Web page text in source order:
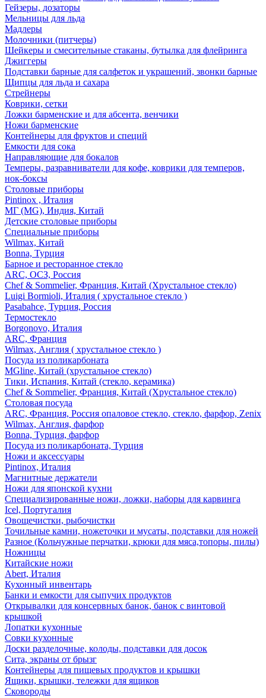
Гейзеры, дозаторы
Мельницы для льда
Мадлеры
Молочники (питчеры)
Шейкеры и смесительные стаканы, бутылка для флейринга
Джиггеры
Подставки барные для салфеток и украшений, звонки барные
Щипцы для льда и сахара
Стрейнеры
Коврики, сетки
Ложки барменские и для абсента, венчики
Ножи барменские
Контейнеры для фруктов и специй
Емкости для сока
Направляющие для бокалов
Темперы, разравниватели для кофе, коврики для темперов,
нок-боксы
Столовые приборы
Pintinox , Италия
МГ (MG), Индия, Китай
Детские столовые приборы
Специальные приборы
Wilmax, Китай
Bonna, Турция
Барное и ресторанное стекло
ARC, ОСЗ, Россия
Chef & Sommelier, Франция, Китай (Хрустальное стекло)
Luigi Bormioli, Италия ( хрустальное стекло )
Pasabahce, Турция, Россия
Термостекло
Borgonovo, Италия
ARC, Франция
Wilmax, Англия ( хрустальное стекло )
Посуда из поликарбоната
MGline, Китай (хрустальное стекло)
Тики, Испания, Китай (стекло, керамика)
Chef & Sommelier, Франция, Китай (Хрустальное стекло)
Столовая посуда
ARC, Франция, Россия опаловое стекло, стекло, фарфор, Zenix
Wilmax, Англия, фарфор
Bonna, Турция, фарфор
Посуда из поликарбоната, Турция
Ножи и аксессуары
Pintinox, Италия
Магнитные держатели
Ножи для японской кухни
Специализированные ножи, ложки, наборы для карвинга
Icel, Португалия
Овощечистки, рыбочистки
Точильные камни, ножеточки и мусаты, подставки для ножей
Разное (Кольчужные перчатки, крюки для мяса,топоры, пилы)
Ножницы
Китайские ножи
Abert, Италия
Кухонный инвентарь
Банки и емкости для сыпучих продуктов
Открывалки для консервных банок, банок с винтовой
крышкой
Лопатки кухонные
Совки кухонные
Доски разделочные, колоды, подставки для досок
Сита, экраны от брызг
Контейнеры для пищевых продуктов и крышки
Ящики, крышки, тележки для ящиков
Сковороды